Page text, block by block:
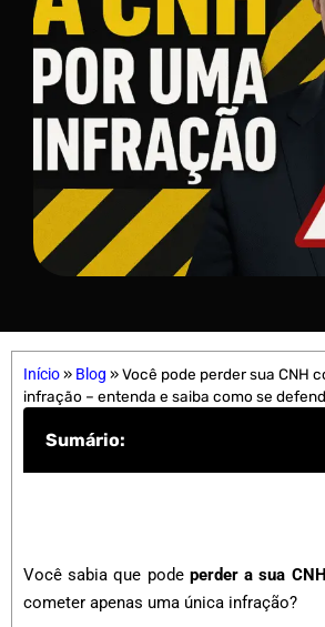
Início» Blog »Você pode perder sua CNH
infração – entenda e saiba como se
Sumário:
Você sabia que pode perder a sua
cometer apenas uma única infração?